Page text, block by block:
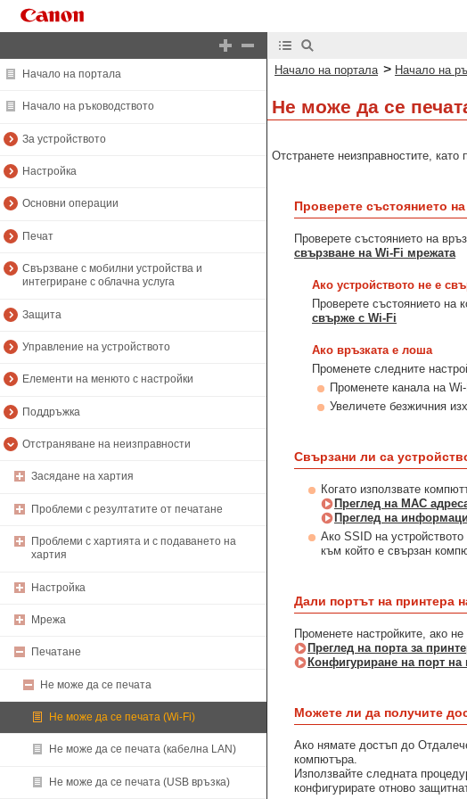
Начало на портала
Начало на ръководството
За устройството
Настройка
Основни операции
Печат
Свързване с мобилни устройства и
интегриране с облачна услуга
Защита
Управление на устройството
Елементи на менюто с настройки
Поддръжка
Отстраняване на неизправности
Засядане на хартия
Проблеми с резултатите от печатане
Проблеми с хартията и с подаването на
хартия
Настройка
Мрежа
Печатане
Не може да се печата
Не може да се печата (Wi-Fi)
Не може да се печата (кабелна LAN)
Не може да се печата (USB връзка)
Начало на портала > Начало на
Не може да се
Отстранете неизправностите, като
Проверете състоянието
Проверете състоянието на
свързване на Wi-Fi мрежата
Ако устройството не е
Проверете състоянието на
свърже с Wi-Fi
Ако връзката е лоша
Променете следните
Променете канала на
Увеличете безжичния
Свързани ли са
Когато използвате
Преглед на MAC
Преглед на
Ако SSID на
към който е свързан
Дали портът на принтера
Променете настройките, ако
Преглед на порта за
Конфигуриране на порт на
Можете ли да получите
Ако нямате достъп до
компютъра.
Използвайте следната
конфигурирате отново